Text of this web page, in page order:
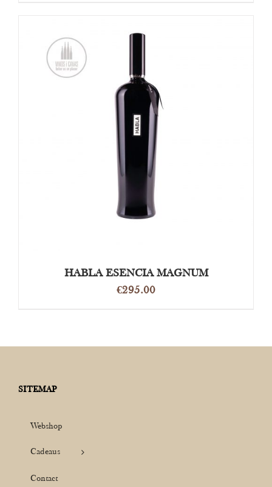
OPTIES SELECTEREN
HABLA ESENCIA MAGNUM
€295.00
SITEMAP
Webshop
Cadeaus
Contact